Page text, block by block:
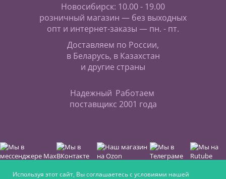
Новосибирск: 10.00 - 19.00
розничный магазин — без выходных
опт и интернет-заказы — пн. - пт.
Доставляем по России,
в Беларусь, в Казахстан
и другие страны
Надежный
поставщик
Работаем
с 2001 года
Используя этот сайт, Вы соглашаетесь с условиями нашей